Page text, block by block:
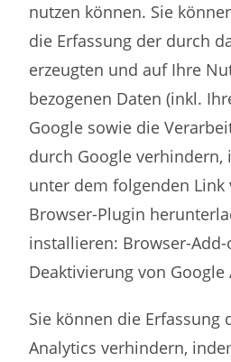
nutzen können. Sie
die Erfassung der durch
erzeugten und auf Ihre
bezogenen Daten (inkl.
Google sowie die
durch Google verhindern,
unter dem folgenden Link
Browser-Plugin
installieren: Browser-
Deaktivierung von Google
Sie können die Erfassung
Analytics verhindern,